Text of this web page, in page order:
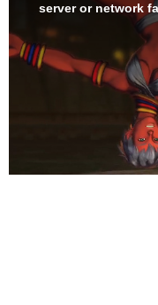
NOTICIAS
OPINIÓN
REPORTAJES
AVANCES
server or network